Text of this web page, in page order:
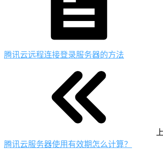
腾讯云远程连接登录服务器的方法
腾讯云服务器使用有效期怎么计算？